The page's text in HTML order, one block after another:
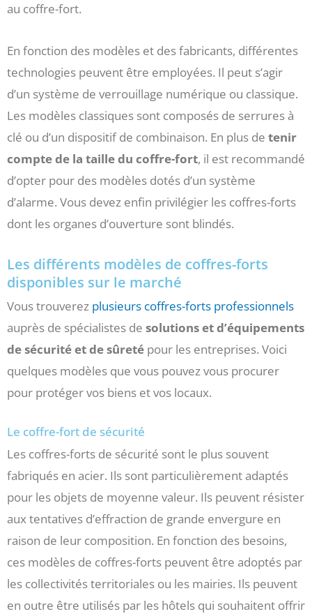
au coffre-fort.
En fonction des modèles et des fabricants, différentes
technologies peuvent être employées. Il peut s’agir
d’un système de verrouillage numérique ou classique.
Les modèles classiques sont composés de serrures à
clé ou d’un dispositif de combinaison. En plus de tenir
compte de la taille du coffre-fort, il est recommandé
d’opter pour des modèles dotés d’un système
d’alarme. Vous devez enfin privilégier les coffres-forts
dont les organes d’ouverture sont blindés.
Les différents modèles de coffres-forts
disponibles sur le marché
Vous trouverez plusieurs coffres-forts professionnels
auprès de spécialistes de solutions et d’équipements
de sécurité et de sûreté pour les entreprises. Voici
quelques modèles que vous pouvez vous procurer
pour protéger vos biens et vos locaux.
Le coffre-fort de sécurité
Les coffres-forts de sécurité sont le plus souvent
fabriqués en acier. Ils sont particulièrement adaptés
pour les objets de moyenne valeur. Ils peuvent résister
aux tentatives d’effraction de grande envergure en
raison de leur composition. En fonction des besoins,
ces modèles de coffres-forts peuvent être adoptés par
les collectivités territoriales ou les mairies. Ils peuvent
en outre être utilisés par les hôtels qui souhaitent offrir